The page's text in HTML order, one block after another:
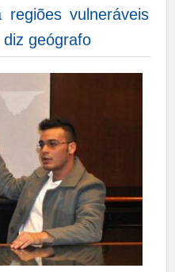
regiões vulneráveis
diz geógrafo